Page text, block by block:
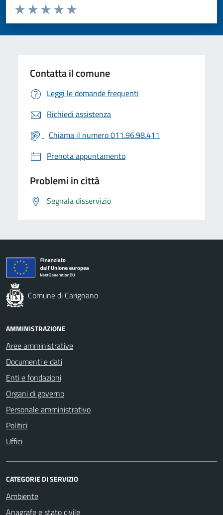
Valuta da 1 a 5 stelle la pagina
Valuta 5 stelle su 5
Valuta 4 stelle su 5
Valuta 3 stelle su 5
Valuta 2 stelle su 5
Valuta 1 stelle su 5
Contatta il comune
Leggi le domande frequenti
Richiedi assistenza
Chiama il numero 011.96.98.411
Prenota appuntamento
Problemi in città
Segnala disservizio
Comune di Carignano
AMMINISTRAZIONE
Aree amministrative
Documenti e dati
Enti e fondazioni
Organi di governo
Personale amministrativo
Politici
Uffici
CATEGORIE DI SERVIZIO
Ambiente
Anagrafe e stato civile